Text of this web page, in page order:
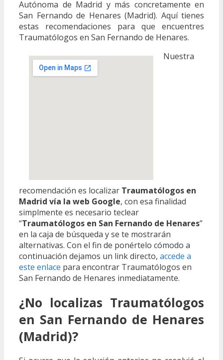
Autónoma de Madrid y más concretamente en
San Fernando de Henares (Madrid). Aquí tienes
estas recomendaciones para que encuentres
Traumatólogos en San Fernando de Henares.
Nuestra
recomendación es localizar Traumatólogos en
Madrid vía la web Google, con esa finalidad
simplmente es necesario teclear
“Traumatólogos en San Fernando de Henares”
en la caja de búsqueda y se te mostrarán
alternativas. Con el fin de ponértelo cómodo a
continuación dejamos un link directo, accede a
este enlace para encontrar Traumatólogos en
San Fernando de Henares inmediatamente.
¿No localizas Traumatólogos
en San Fernando de Henares
(Madrid)?